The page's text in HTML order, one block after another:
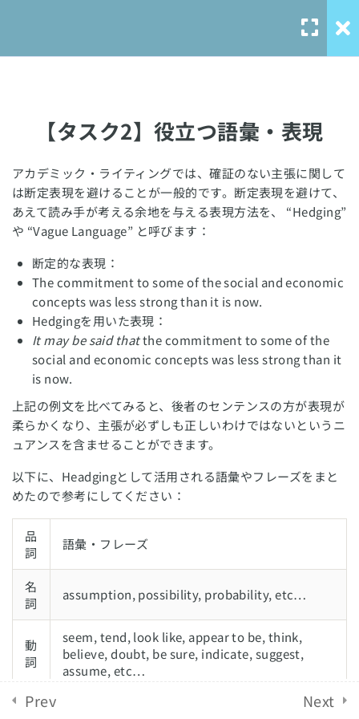
10 Minutes
【タスク2】基本の段落構成
10 Minutes
【タスク2】② ボディの書き方
10 Minutes
【タスク2】③ 結論の書き方
10 Minutes
【タスク2】スコアアップのポイ
【タスク2】役立つ語彙・表現
10 Minutes
【タスク2】バンドスコアごとの
回答例
【タスク2】練習問題
40 Minutes
【タスク2】役立つ語彙・表現
アカデミック・ライティングでは、確証のない主張に関して
は断定表現を避けることが一般的です。断定表現を避けて、
あえて読み手が考える余地を与える表現方法を、 “Hedging”
や “Vague Language” と呼びます：
断定的な表現：
The commitment to some of the social and economic
concepts was less strong than it is now.
Hedgingを用いた表現：
It may be said thatthe commitment to some of the
social and economic concepts was less strong than it
is now.
上記の例文を比べてみると、後者のセンテンスの方が表現が
柔らかくなり、主張が必ずしも正しいわけではないというニ
ュアンスを含ませることができます。
以下に、Headgingとして活用される語彙やフレーズをまと
めたので参考にしてください：
品
詞
語彙・フレーズ
名
詞
assumption, possibility, probability, etc…
動
詞
seem, tend, look like, appear to be, think,
believe, doubt, be sure, indicate, suggest,
assume, etc…
助
Prev Next
Our Service
solo-
solo-ielts-
Co.,Ltd.